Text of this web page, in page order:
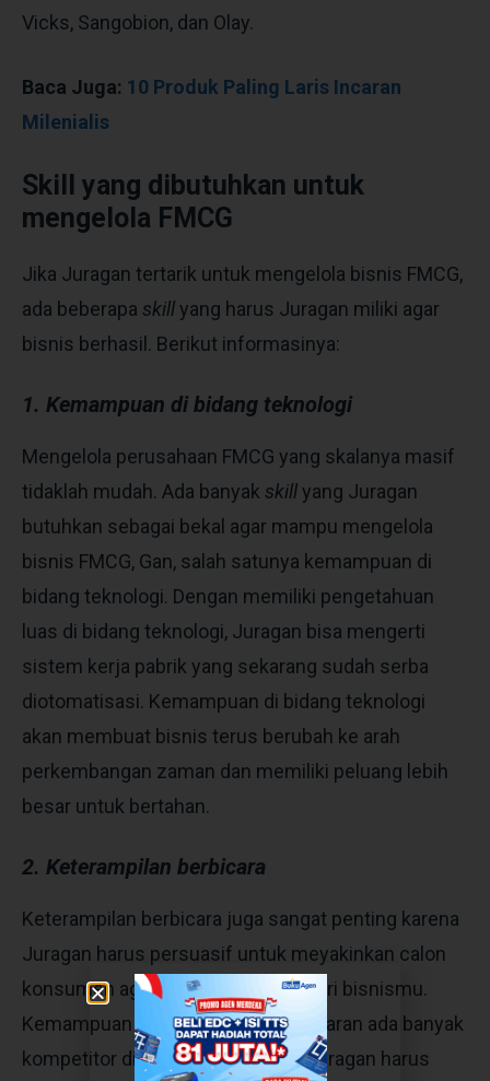
Vicks, Sangobion, dan Olay.
Baca Juga: 10 Produk Paling Laris Incaran
Milenialis
Skill yang dibutuhkan untuk
mengelola FMCG
Jika Juragan tertarik untuk mengelola bisnis FMCG,
ada beberapa skillyang harus Juragan miliki agar
bisnis berhasil. Berikut informasinya:
1. Kemampuan di bidang teknologi
Mengelola perusahaan FMCG yang skalanya masif
tidaklah mudah. Ada banyak skillyang Juragan
butuhkan sebagai bekal agar mampu mengelola
bisnis FMCG, Gan, salah satunya kemampuan di
bidang teknologi. Dengan memiliki pengetahuan
luas di bidang teknologi, Juragan bisa mengerti
sistem kerja pabrik yang sekarang sudah serba
diotomatisasi. Kemampuan di bidang teknologi
akan membuat bisnis terus berubah ke arah
perkembangan zaman dan memiliki peluang lebih
besar untuk bertahan.
2. Keterampilan berbicara
Keterampilan berbicara juga sangat penting karena
Juragan harus persuasif untuk meyakinkan calon
konsumen agar membeli produk dari bisnismu.
Kemampuan ini sangat penting lantaran ada banyak
kompetitor di bidang FMCG, Gan. Juragan harus